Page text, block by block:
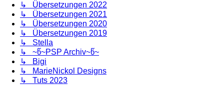
↳ Übersetzungen 2022
↳ Übersetzungen 2021
↳ Übersetzungen 2020
↳ Übersetzungen 2019
↳ Stella
↳ ~წ~PSP Archiv~წ~
↳ Bigi
↳ MarieNickol Designs
↳ Tuts 2023